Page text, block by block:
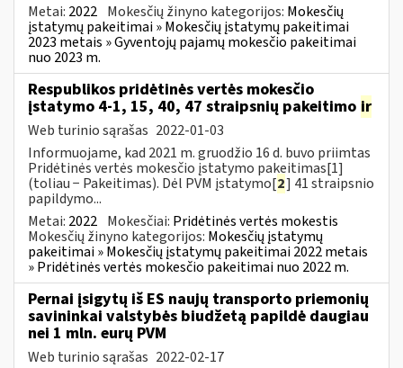
Metai: 2022 Mokesčių žinyno kategorijos: Mokesčių
įstatymų pakeitimai » Mokesčių įstatymų pakeitimai
2023 metais » Gyventojų pajamų mokesčio pakeitimai
nuo 2023 m.
Respublikos pridėtinės vertės mokesčio
įstatymo 4-1, 15, 40, 47 straipsnių pakeitimo ir
Web turinio sąrašas 2022-01-03
Informuojame, kad 2021 m. gruodžio 16 d. buvo priimtas
Pridėtinės vertės mokesčio įstatymo pakeitimas[1]
(toliau − Pakeitimas). Dėl PVM įstatymo[2] 41 straipsnio
papildymo...
Metai: 2022 Mokesčiai: Pridėtinės vertės mokestis
Mokesčių žinyno kategorijos: Mokesčių įstatymų
pakeitimai » Mokesčių įstatymų pakeitimai 2022 metais
» Pridėtinės vertės mokesčio pakeitimai nuo 2022 m.
Pernai įsigytų iš ES naujų transporto priemonių
savininkai valstybės biudžetą papildė daugiau
nei 1 mln. eurų PVM
Web turinio sąrašas 2022-02-17